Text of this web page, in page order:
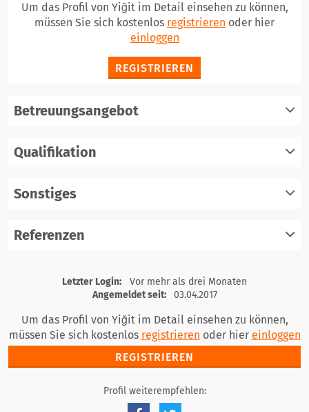
Um das Profil von Yiğit im Detail einsehen zu können,
müssen Sie sich kostenlos registrieren oder hier
einloggen
REGISTRIEREN
Betreuungsangebot
Qualifikation
Sonstiges
Referenzen
registrieren
einloggen
Letzter Login:
Vor mehr als drei Monaten
Angemeldet seit:
03.04.2017
Um das Profil von Yiğit im Detail einsehen zu können,
müssen Sie sich kostenlos registrieren oder hier einloggen
REGISTRIEREN
Profil weiterempfehlen: